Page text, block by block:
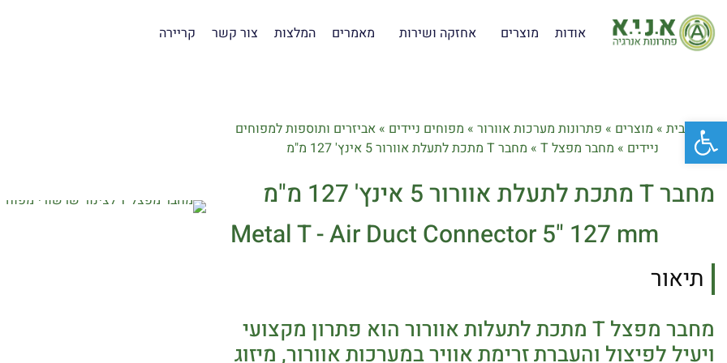
אודות מוצרים אחזקה ושירות מאמרים המלצות צור קשר קריירה
דף הבית » מוצרים » פתרונות מערכות אוורור » מפוחים ניידים » אביזרים ותוספות למפוחים
ניידים » מחבר מפצל T » מחבר T מתכת לתעלת אוורור 5 אינץ' 127 מ"מ
מחבר T מתכת לתעלת אוורור 5 אינץ' 127 מ"מ
Metal T - Air Duct Connector 5" 127 mm
תיאור
מחבר מפצל T מתכת לתעלות אוורור הוא פתרון מקצועי
ויעיל לפיצול והעברת זרימת אוויר במערכות אוורור, מיזוג
פתח סרגל נגישות